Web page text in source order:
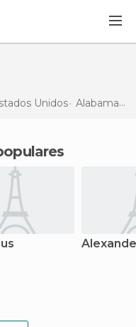
Unidos Alabama